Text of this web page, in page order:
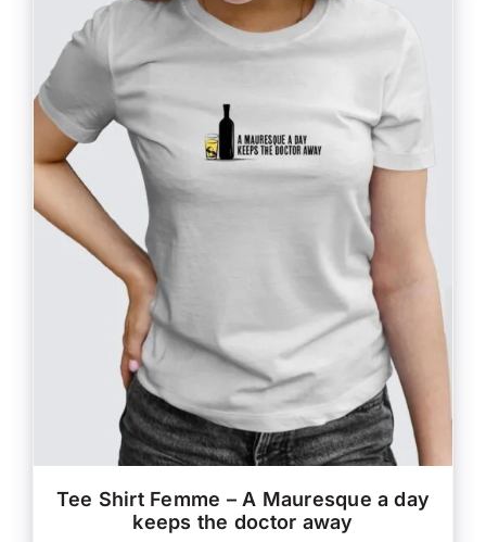
PRODUIT
PLUSIEURS
VARIATIONS.
LES
OPTIONS
PEUVENT
CHOISIES
LA
PAGE
DU
DÉTAILS
Tee Shirt Femme – A Mauresque a day
keeps the doctor away